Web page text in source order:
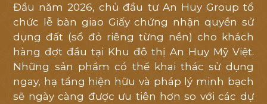
Đầu năm 2026, chủ đầu tư An Huy Group tổ
chức lễ bàn giao Giấy chứng nhận quyền sử
dụng đất (sổ đỏ riêng từng nền) cho khách
hàng đợt đầu tại Khu đô thị An Huy Mỹ Việt.
Những sản phẩm có thể khai thác sử dụng
ngay, hạ tầng hiện hữu và pháp lý minh bạch
sẽ ngày càng được ưu tiên hơn so với các dự